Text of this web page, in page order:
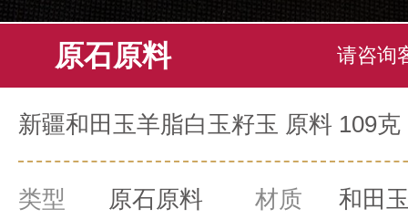
原石原料 请咨询
新疆和田玉羊脂白玉籽玉 原料 109克
类型 原石原料 材质 和田